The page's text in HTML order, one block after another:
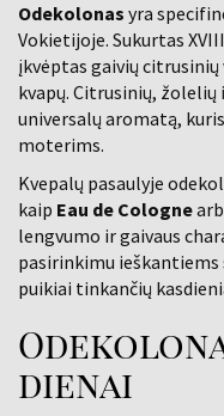
Odekolonas yra
Vokietijoje. Sukurtas
įkvėptas gaivių
kvapų. Citrusinių, žolelių
universalų aromatą,
moterims.
Kvepalų pasaulyje
kaip Eau de Cologne
lengvumo ir gaivaus
pasirinkimu
puikiai tinkančių
dienai